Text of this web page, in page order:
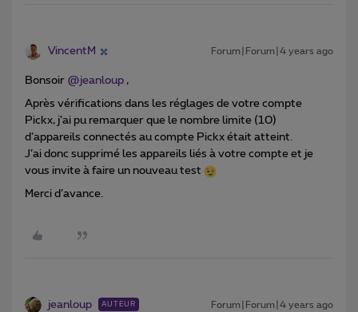
VincentM Forum|Forum|4 years ago
Bonsoir @jeanloup ,
Après vérifications dans les réglages de votre compte
Pickx, j’ai pu remarquer que le nombre limite (10)
d’appareils connectés au compte Pickx était atteint.
J’ai donc supprimé les appareils liés à votre compte et je
vous invite à faire un nouveau test
Merci d’avance.
jeanloup AUTEUR Forum|Forum|4 years ago